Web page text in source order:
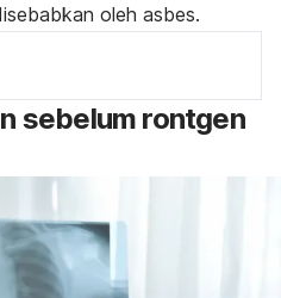
oleh asbes.
sebelum rontgen